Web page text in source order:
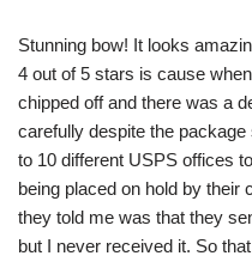
Stunning bow! It looks
4 out of 5 stars is cause
chipped off and there was a
carefully despite the
to 10 different USPS offices
being placed on hold by their
they told me was that they
but I never received it. So